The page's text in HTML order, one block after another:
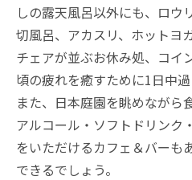
しの露天風呂以外にも、ロウ
切風呂、アカスリ、ホットヨ
チェアが並ぶお休み処、コイ
頃の疲れを癒すために1日中過
また、日本庭園を眺めながら
アルコール・ソフトドリンク
をいただけるカフェ＆バーも
できるでしょう。